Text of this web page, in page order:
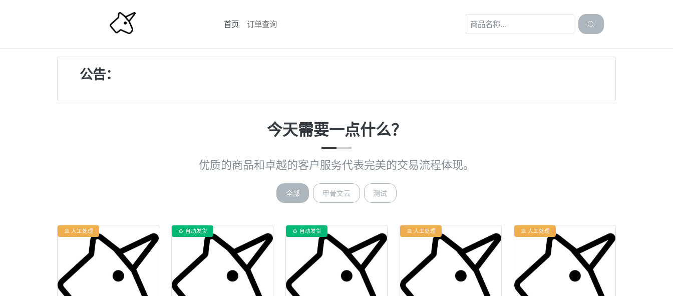
首页 订单查询 
公告：
今天需要一点什么？
优质的商品和卓越的客户服务代表完美的交易流程体现。
全部 甲骨文云 测试
 人工处理  自动发货  自动发货  人工处理  人工处理